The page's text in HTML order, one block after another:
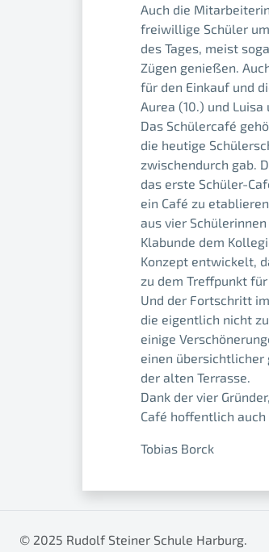
Auch die
freiwillige Schüler
des Tages, meist
Zügen genießen.
für den Einkauf und
Aurea (10.) und
Das Schülercafé
die heutige
zwischendurch gab.
das erste Schüler-
ein Café zu
aus vier
Klabunde dem
Konzept entwickelt,
zu dem Treffpunkt
Und der Fortschritt
die eigentlich nicht
einige
einen
der alten Terrasse.
Dank der vier
Café hoffentlich
Tobias Borck
© 2025 Rudolf Steiner Schule Harburg.